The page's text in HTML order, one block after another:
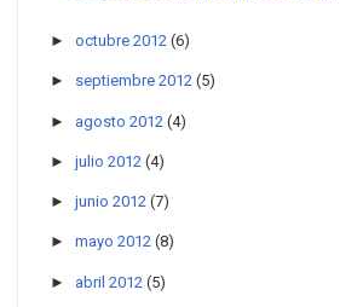
► octubre 2012 (6)
► septiembre 2012 (5)
► agosto 2012 (4)
► julio 2012 (4)
► junio 2012 (7)
► mayo 2012 (8)
► abril 2012 (5)